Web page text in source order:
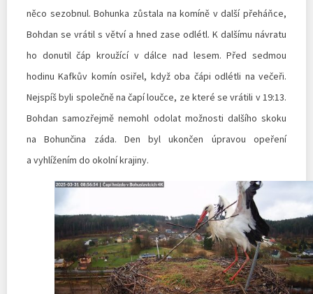
něco sezobnul. Bohunka zůstala na komíně v další přeháňce,
Bohdan se vrátil s větví a hned zase odlétl. K dalšímu návratu
ho donutil čáp kroužící v dálce nad lesem. Před sedmou
hodinu Kafkův komín osiřel, když oba čápi odlétli na večeři.
Nejspíš byli společně na čapí loučce, ze které se vrátili v 19:13.
Bohdan samozřejmě nemohl odolat možnosti dalšího skoku
na Bohunčina záda. Den byl ukončen úpravou opeření
a vyhlížením do okolní krajiny.